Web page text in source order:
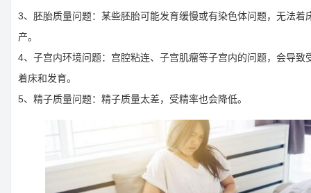
3、胚胎质量问题：某些胚胎可能发育缓慢或有染色体问题，无法着
产。
4、子宫内环境问题：宫腔粘连、子宫肌瘤等子宫内的问题，会导致
着床和发育。
5、精子质量问题：精子质量太差，受精率也会降低。